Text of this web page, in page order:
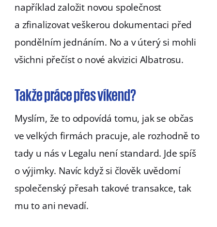
například založit novou společnost
a zfinalizovat veškerou dokumentaci před
pondělním jednáním. No a v úterý si mohli
všichni přečíst o nové akvizici Albatrosu.
Takže práce přes víkend?
Myslím, že to odpovídá tomu, jak se občas
ve velkých firmách pracuje, ale rozhodně to
tady u nás v Legalu není standard. Jde spíš
o výjimky. Navíc když si člověk uvědomí
společenský přesah takové transakce, tak
mu to ani nevadí.